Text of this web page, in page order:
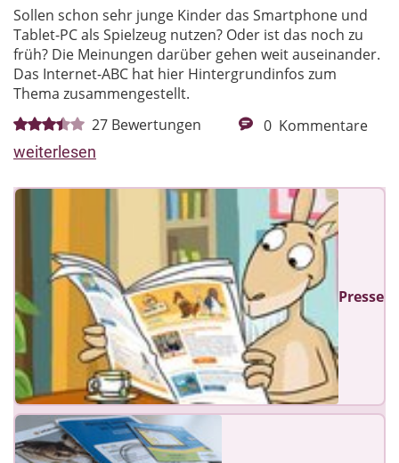
Sollen schon sehr junge Kinder das Smartphone und
Tablet-PC als Spielzeug nutzen? Oder ist das noch zu
früh? Die Meinungen darüber gehen weit auseinander.
Das Internet-ABC hat hier Hintergrundinfos zum
Thema zusammengestellt.
27 Bewertungen 0 Kommentare
weiterlesen
Presse